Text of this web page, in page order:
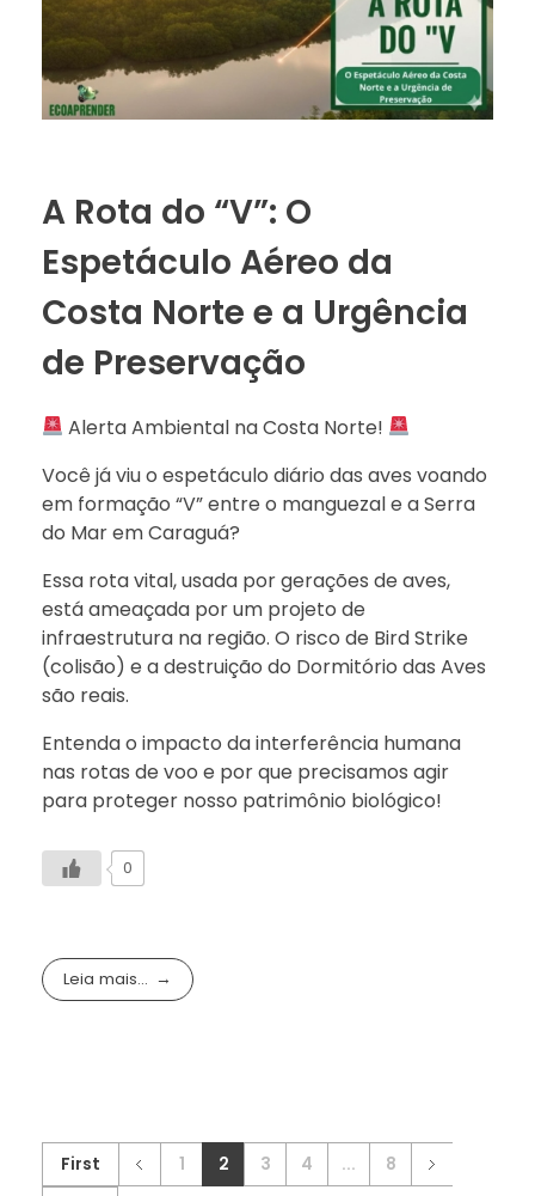
A Rota do “V”: O
Espetáculo Aéreo da
Costa Norte e a Urgência
de Preservação
Alerta Ambiental na Costa Norte!
Você já viu o espetáculo diário das aves voando
em formação “V” entre o manguezal e a Serra
do Mar em Caraguá?
Essa rota vital, usada por gerações de aves,
está ameaçada por um projeto de
infraestrutura na região. O risco de Bird Strike
(colisão) e a destruição do Dormitório das Aves
são reais.
Entenda o impacto da interferência humana
nas rotas de voo e por que precisamos agir
para proteger nosso patrimônio biológico!
0
Leia mais...
First 1 2 3 4 ...
8